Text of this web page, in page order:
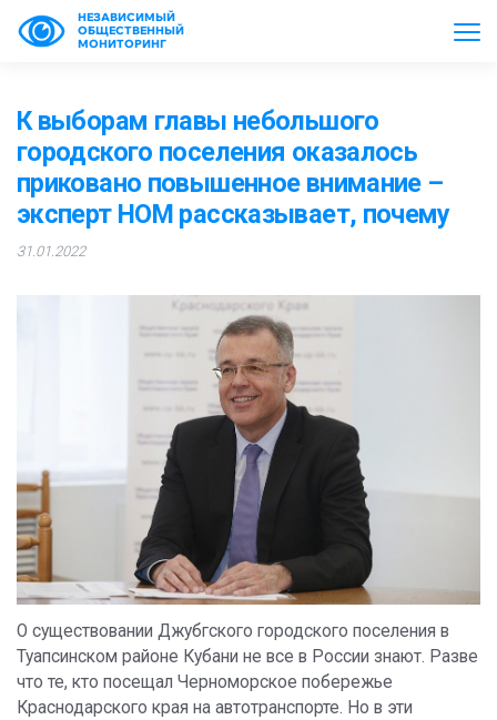
НЕЗАВИСИМЫЙ
ОБЩЕСТВЕННЫЙ
МОНИТОРИНГ
К выборам главы небольшого
городского поселения оказалось
приковано повышенное внимание –
эксперт НОМ рассказывает, почему
31.01.2022
О существовании Джубгского городского поселения в
Туапсинском районе Кубани не все в России знают. Разве
что те, кто посещал Черноморское побережье
Краснодарского края на автотранспорте. Но в эти